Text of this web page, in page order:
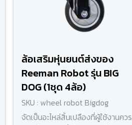
ล้อเสริมหุ่นยนต์ส่งของ
Reeman Robot รุ่น BIG
DOG (1ชุด 4ล้อ)
SKU : wheel robot Bigdog
จัดเป็นอะไหล่สิ้นเปลืองที่ผู้ใช้งานควร